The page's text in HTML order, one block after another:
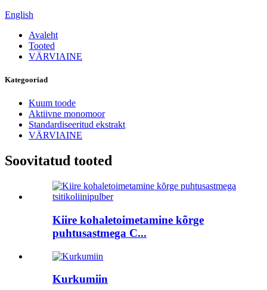
English
Avaleht
Tooted
VÄRVIAINE
Kategooriad
Kuum toode
Aktiivne monomoor
Standardiseeritud ekstrakt
VÄRVIAINE
Soovitatud tooted
Kiire kohaletoimetamine kõrge
puhtusastmega C...
Kurkumiin